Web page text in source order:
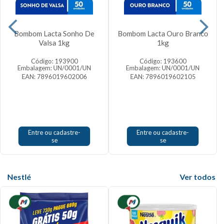
Bombom Lacta Sonho De
Valsa 1kg
Código: 193900
Embalagem: UN/0001/UN
EAN: 7896019602006
Entre ou cadastre-
se
Bombom Lacta Ouro Branco
1kg
Código: 193600
Embalagem: UN/0001/UN
EAN: 7896019602105
Entre ou cadastre-
se
Nestlé